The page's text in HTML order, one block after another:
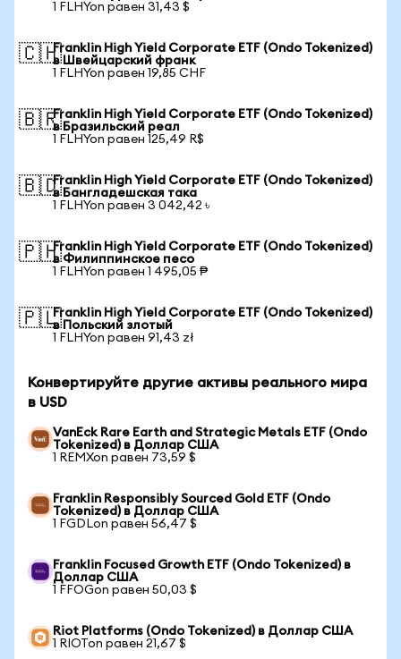
1 FLHYon равен 31,43 $
🇨🇭Franklin High Yield Corporate ETF (Ondo Tokenized)
в Швейцарский франк
1 FLHYon равен 19,85 CHF
🇧🇷Franklin High Yield Corporate ETF (Ondo Tokenized)
в Бразильский реал
1 FLHYon равен 125,49 R$
🇧🇩Franklin High Yield Corporate ETF (Ondo Tokenized)
в Бангладешская така
1 FLHYon равен 3 042,42 ৳
🇵🇭Franklin High Yield Corporate ETF (Ondo Tokenized)
в Филиппинское песо
1 FLHYon равен 1 495,05 ₱
🇵🇱Franklin High Yield Corporate ETF (Ondo Tokenized)
в Польский злотый
1 FLHYon равен 91,43 zł
Конвертируйте другие активы реального мира
в USD
VanEck Rare Earth and Strategic Metals ETF (Ondo
Tokenized) в Доллар США
1 REMXon равен 73,59 $
Franklin Responsibly Sourced Gold ETF (Ondo
Tokenized) в Доллар США
1 FGDLon равен 56,47 $
Franklin Focused Growth ETF (Ondo Tokenized) в
Доллар США
1 FFOGon равен 50,03 $
Riot Platforms (Ondo Tokenized) в Доллар США
1 RIOTon равен 21,67 $